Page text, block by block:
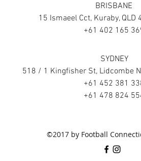
BRISBANE
15 Ismaeel Cct, Kuraby,
+61 402 165
SYDNEY
518 / 1 Kingfisher St, Lidcombe
+61 452 381
+61 478 824
©2017 by Football